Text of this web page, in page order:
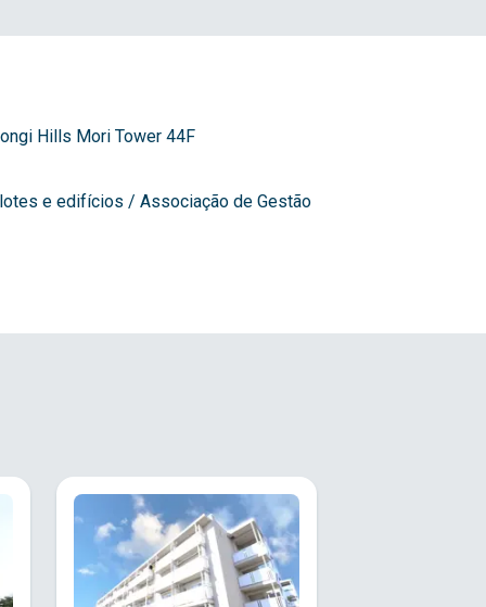
Hills Mori Tower 44F
e edifícios / Associação de Gestão